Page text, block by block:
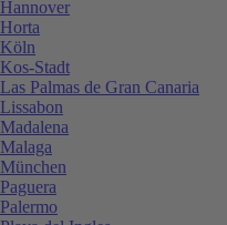
Hannover
Horta
Köln
Kos-Stadt
Las Palmas de Gran Canaria
Lissabon
Madalena
Malaga
München
Paguera
Palermo